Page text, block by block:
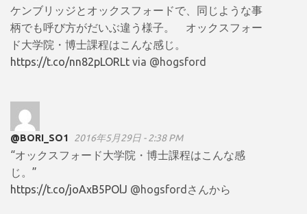
ケンブリッジとオックスフォードで、同じような事
柄でも呼び方がだいぶ違う様子。 オックスフォー
ド大学院・博士課程はこんな感じ。
https://t.co/nn82pLORLt via @hogsford
@BORI_SO1 2016年5月29日 - 2:38 PM
“オックスフォード大学院・博士課程はこんな感
じ。”
https://t.co/joAxB5POlJ @hogsfordさんから